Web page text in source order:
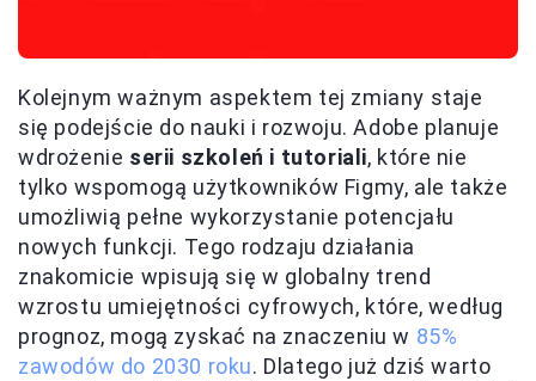
Kolejnym ważnym aspektem tej zmiany staje
się podejście do nauki i rozwoju. Adobe planuje
wdrożenie serii szkoleń i tutoriali, które nie
tylko wspomogą użytkowników Figmy, ale także
umożliwią pełne wykorzystanie potencjału
nowych funkcji. Tego rodzaju działania
znakomicie wpisują się w globalny trend
wzrostu umiejętności cyfrowych, które, według
prognoz, mogą zyskać na znaczeniu w 85%
zawodów do 2030 roku. Dlatego już dziś warto